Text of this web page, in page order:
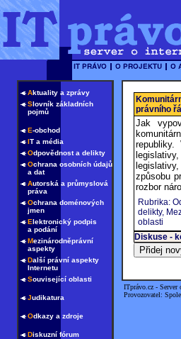
Aktuality a zprávy
Slovník základních
pojmů
E-obchod
IT a média
Odpovědnost a delikty
Ochrana osobních údajů
a dat
Autorská a průmyslová
práva
Ochrana doménových
jmen
Elektronický podpis
a podání
Mezinárodněprávní
aspekty
Další právní aspekty
Internetu
Související oblasti
Judikatura
Odkazy a zdroje
Diskuzní fórum
právního
Jak
způsobu
rozbor
Rubrika:
delikty,
oblasti
Diskuse -
ITprávo.cz - Server
Provozovatel: